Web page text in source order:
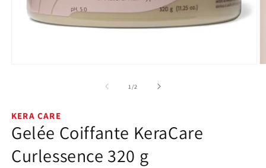
une
fenêtre
modale
1 /de2
KERA CARE
Gelée Coiffante KeraCare
Curlessence 320 g